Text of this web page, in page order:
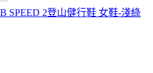
SPEED 2登山健行鞋 女鞋-淺綠